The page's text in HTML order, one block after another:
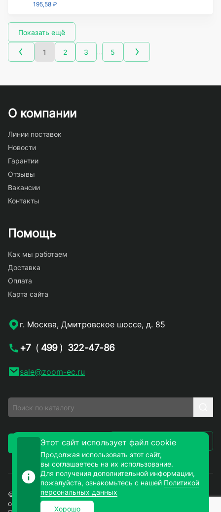
195,58 ₽
Показать ещё
1 2 3 … 5
О компании
Линии поставок
Новости
Гарантии
Отзывы
Вакансии
Контакты
Помощь
Как мы работаем
Доставка
Оплата
Карта сайта
г. Москва, Дмитровское шоссе, д. 85
+7 ( 499 ) 322-47-86
sale@zoom-ec.ru
Заказать звонок Написать письмо
© 2026. ЗУМ-СМД – продажа электронных компонентов
оптом и в розницу. Все права защищены.
Этот сайт использует файл cookie
Продолжая использовать этот сайт,
вы соглашаетесь на их использование.
Для получения дополнительной информации,
пожалуйста, ознакомьтесь с нашей Политикой
персональных данных
Хорошо